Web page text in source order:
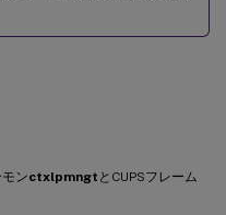
ンctxlpmngt とCUPSフレーム